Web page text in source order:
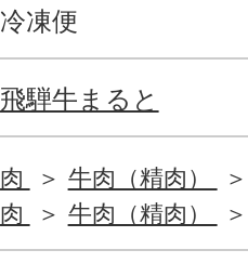
冷凍便
飛騨牛まると
肉
牛肉（精肉）
肉
牛肉（精肉）